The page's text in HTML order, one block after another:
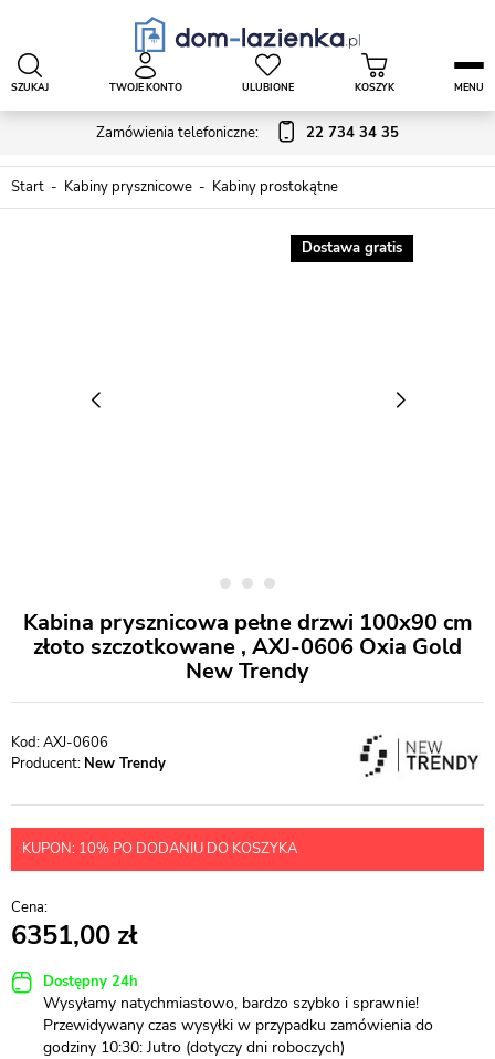
Zamówienia telefoniczne: 22 734 34 35
SZUKAJ TWOJE KONTO ULUBIONE KOSZYK MENU
Start Kabiny prysznicowe Kabiny prostokątne
Dostawa gratis
Kabina prysznicowa pełne drzwi 100x90 cm
złoto szczotkowane , AXJ-0606 Oxia Gold
New Trendy
AXJ-0606
Producent: New Trendy
KUPON: 10% PO DODANIU DO KOSZYKA
6351,00
Dostępny 24h
Wysyłamy natychmiastowo, bardzo szybko i sprawnie!
Przewidywany czas wysyłki w przypadku zamówienia do
godziny 10:30: Jutro (dotyczy dni roboczych)